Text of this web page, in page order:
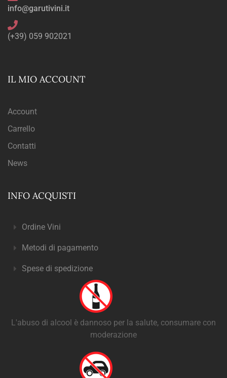
info@garutivini.it
(+39) 059 902021
IL MIO ACCOUNT
Account
Carrello
Contatti
News
INFO ACQUISTI
Ordine Vini
Metodi di pagamento
Spese di spedizione
L'abuso di alcool è dannoso per la salute, consumare con
moderazione